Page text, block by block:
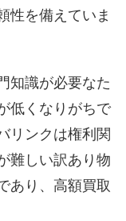
性を備えていま
知識が必要なた
低くなりがちで
リンクは権利関
難しい訳あり物
あり、高額買取